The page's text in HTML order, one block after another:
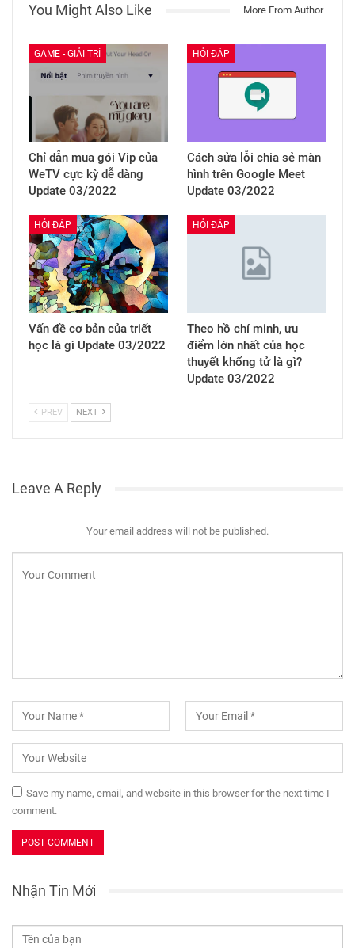
You Might Also Like More From Author
GAME - GIẢI TRÍ
Chỉ dẫn mua gói Vip của
WeTV cực kỳ dễ dàng
Update 03/2022
HỎI ĐÁP
Cách sửa lỗi chia sẻ màn
hình trên Google Meet
Update 03/2022
HỎI ĐÁP
Vấn đề cơ bản của triết
học là gì Update 03/2022
HỎI ĐÁP
Theo hồ chí minh, ưu
điểm lớn nhất của học
thuyết khổng tử là gì?
Update 03/2022
PREV NEXT
Leave A Reply
Your email address will not be published.
Save my name, email, and website in this browser for the next time I
comment.
Nhận Tin Mới